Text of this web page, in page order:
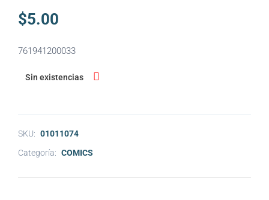
$5.00
761941200033
Sin existencias
SKU: 01011074
Categoría: COMICS